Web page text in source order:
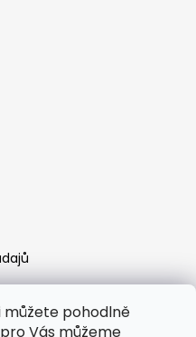
můžete pohodlně
Vás můžeme